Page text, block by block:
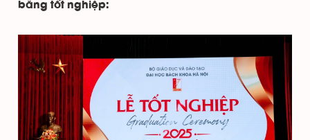
bằng tốt nghiệp: